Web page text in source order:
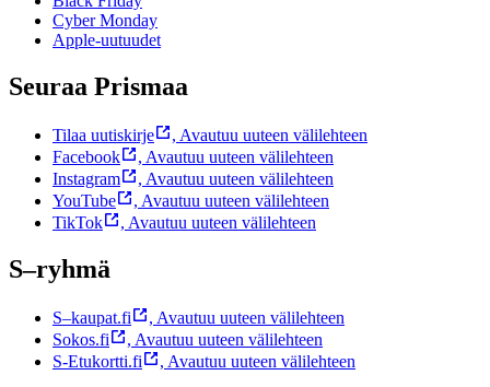
Cyber Monday
Apple-uutuudet
Seuraa Prismaa
Tilaa uutiskirje , Avautuu uuteen välilehteen
Facebook
, Avautuu uuteen välilehteen
Instagram
, Avautuu uuteen välilehteen
YouTube
, Avautuu uuteen välilehteen
TikTok
, Avautuu uuteen välilehteen
S–ryhmä
S–kaupat.fi , Avautuu uuteen välilehteen
Sokos.fi
, Avautuu uuteen välilehteen
S-Etukortti.fi
, Avautuu uuteen välilehteen